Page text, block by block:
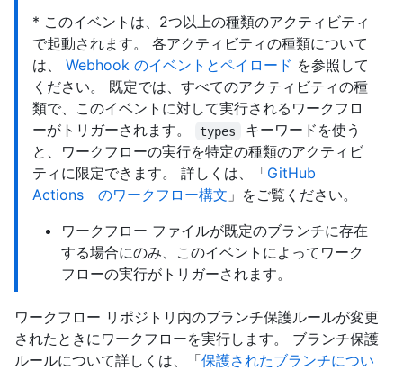
* このイベントは、2つ以上の種類のアクティビティ
で起動されます。 各アクティビティの種類について
は、 Webhook のイベントとペイロード を参照して
ください。 既定では、すべてのアクティビティの種
類で、このイベントに対して実行されるワークフロ
ーがトリガーされます。
types
キーワードを使う
と、ワークフローの実行を特定の種類のアクティビ
ティに限定できます。 詳しくは、「GitHub
Actions のワークフロー構文 」をご覧ください。
ワークフロー ファイルが既定のブランチに存在
する場合にのみ、このイベントによってワーク
フローの実行がトリガーされます。
ワークフロー リポジトリ内のブランチ保護ルールが変更
されたときにワークフローを実行します。 ブランチ保護
ルールについて詳しくは、「保護されたブランチについ